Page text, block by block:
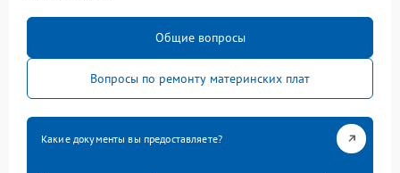
Общие вопросы
Вопросы по ремонту материнских плат
Какие документы вы предоставляете?